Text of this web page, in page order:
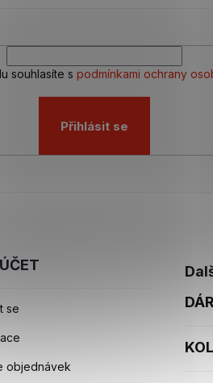
souhlasíte s podmínkami ochrany
Přihlásit se
se
objednávek